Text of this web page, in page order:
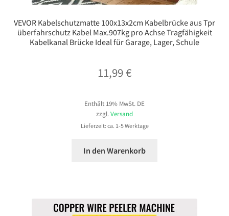
VEVOR Kabelschutzmatte 100x13x2cm Kabelbrücke aus Tpr
überfahrschutz Kabel Max.907kg pro Achse Tragfähigkeit
Kabelkanal Brücke Ideal für Garage, Lager, Schule
11,99€
Enthält 19% MwSt. DE
zzgl. Versand
Lieferzeit: ca. 1-5 Werktage
In den Warenkorb